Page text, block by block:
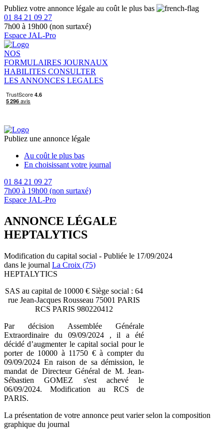
Publiez votre annonce légale au coût le plus bas
01 84 21 09 27
7h00 à 19h00 (non surtaxé)
Espace JAL-Pro
NOS
FORMULAIRES JOURNAUX
HABILITES CONSULTER
LES ANNONCES LEGALES
Publiez une annonce légale
Au coût le plus bas
En choisissant votre journal
01 84 21 09 27
7h00 à 19h00 (non surtaxé)
Espace JAL-Pro
ANNONCE LÉGALE
HEPTALYTICS
Modification du capital social - Publiée le 17/09/2024
dans le journal La Croix (75)
HEPTALYTICS
SAS au capital de 10000 € Siège social : 64
rue Jean-Jacques Rousseau 75001 PARIS
RCS PARIS 980220412
Par décision Assemblée Générale
Extraordinaire du 09/09/2024 , il a été
décidé d’augmenter le capital social pour le
porter de 10000 à 11750 € à compter du
09/09/2024 En raison de sa démission, le
mandat de Directeur Général de M. Jean-
Sébastien GOMEZ s'est achevé le
06/09/2024. Modification au RCS de
PARIS.
La présentation de votre annonce peut varier selon la composition
graphique du journal